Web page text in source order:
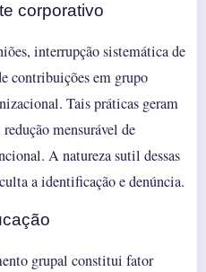
corporativo
interrupção sistemática de
contribuições em grupo
Tais práticas geram
mensurável de
A natureza sutil dessas
a identificação e denúncia.
grupal constitui fator